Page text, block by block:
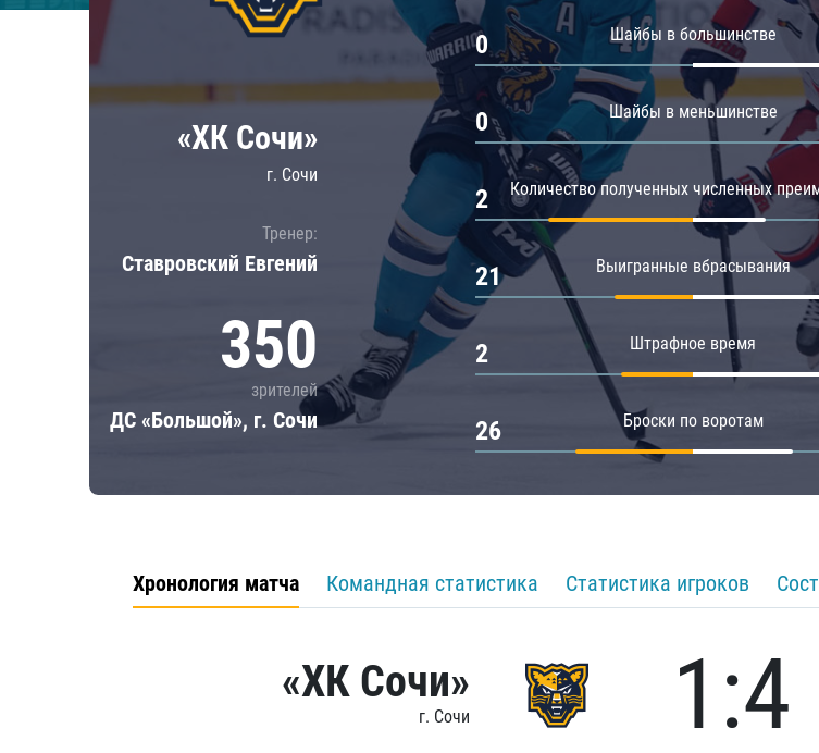
Локомотив
ЦСКА
Шанхайские Драконы
Амур
Барыс
Салават Юлаев
«ХК Сочи»
г. Сочи
Тренер:
Ставровский Евгений
350
зрителей
ДС «Большой», г. Сочи
Шайбы в большинстве
0
Шайбы в меньшинстве
0
Количество полученных численных
2
Выигранные вбрасывания
21
Штрафное время
2
Броски по воротам
26
Хронология матча Командная статистика Статистика игроков
«ХК Сочи»
г. Сочи 1:4